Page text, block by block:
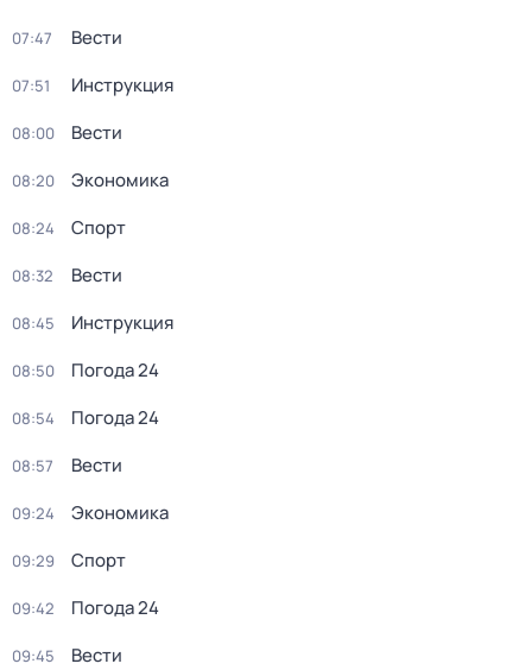
07:47 Вести
07:51 Инструкция
08:00 Вести
08:20 Экономика
08:24 Спорт
08:32 Вести
08:45 Инструкция
08:50 Погода 24
08:54 Погода 24
08:57 Вести
09:24 Экономика
09:29 Спорт
09:42 Погода 24
09:45 Вести